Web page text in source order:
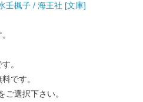
壬楓子 / 海王社 [文庫]
。
です。
選択下さい。